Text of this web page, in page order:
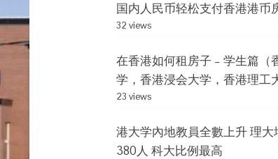
国内人民币轻松支付香港港币
32 views
在香港如何租房子 – 学生篇（
学，香港浸会大学，香港理工
23 views
港大学內地教員全數上升 理大
380人 科大比例最高